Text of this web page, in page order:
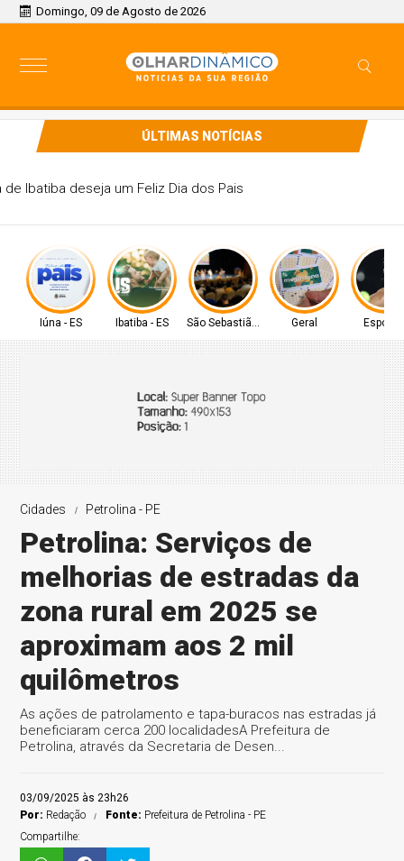
Domingo, 09 de Agosto de 2026
ÚLTIMAS NOTÍCIAS
Câmara de Ibatiba deseja um Feliz Dia dos Pais
Iúna - ES Ibatiba - ES São Sebastião - SP Geral
Cidades Petrolina - PE
Petrolina: Serviços de
melhorias de estradas da
zona rural em 2025 se
aproximam aos 2 mil
quilômetros
As ações de patrolamento e tapa-buracos nas estradas já
beneficiaram cerca 200 localidadesA Prefeitura de
Petrolina, através da Secretaria de Desen...
03/09/2025 às 23h26
Por: Redação Fonte: Prefeitura de Petrolina - PE
Compartilhe: